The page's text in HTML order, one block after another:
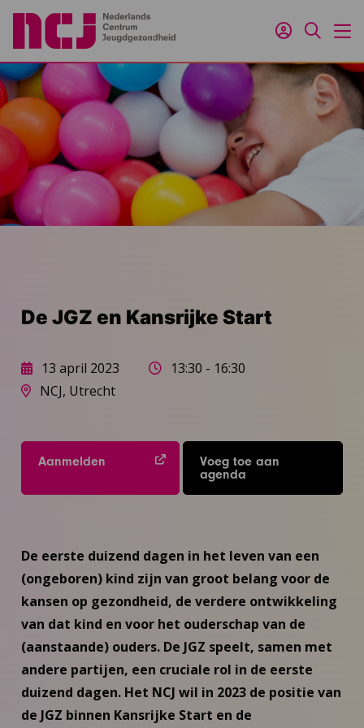
Inloggen
Zoeken
De JGZ en Kansrijke Start
13 april 2023
13:30 - 16:30
NCJ, Utrecht
Aanmelden
Voeg toe aan
agenda
De eerste duizend dagen in het leven van een
(ongeboren) kind zijn van groot belang voor de
kansen op gezondheid, de verdere ontwikkeling
van dat kind en voor het ouderschap van de
(aanstaande) ouders. De JGZ speelt, samen met
andere partijen, een cruciale rol in de eerste
duizend dagen. Het NCJ wil in 2023 de positie van
de JGZ binnen Kansrijke Start en de